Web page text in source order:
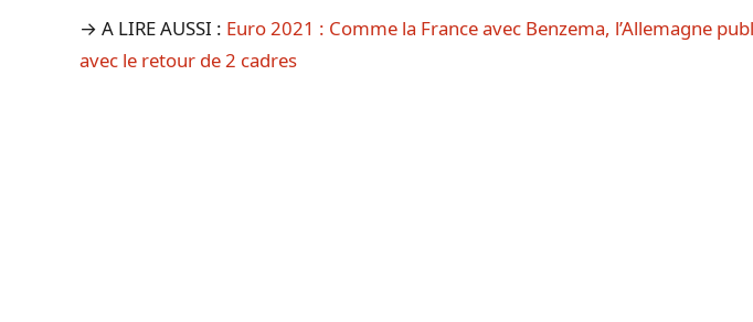
→ A LIRE AUSSI : Euro 2021 : Comme la France avec Benzema, l’Allemagne
avec le retour de 2 cadres